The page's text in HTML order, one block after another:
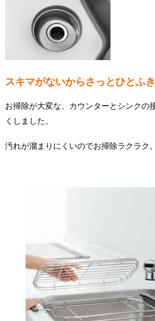
スキマがないからさっとひとふき
お掃除が大変な、カウンターとシンクの
くしました。
汚れが溜まりにくいのでお掃除ラクラク。